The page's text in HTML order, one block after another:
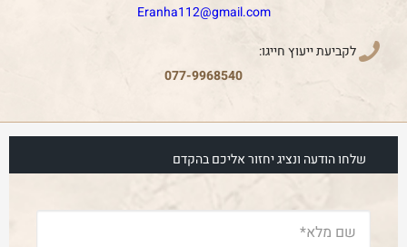
Eranha112@gmail.com
לקביעת ייעוץ חייגו:
077-9968540
שלחו הודעה ונציג יחזור אליכם בהקדם